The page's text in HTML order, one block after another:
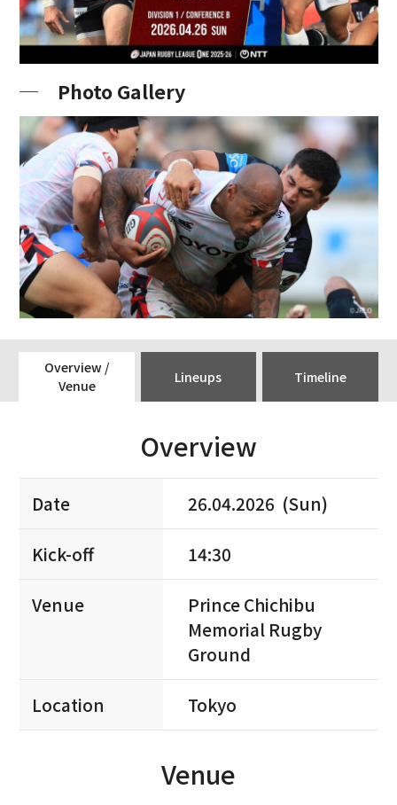
Photo Gallery
Overview /
Venue
Lineups Timeline
Overview
Date 26.04.2026 (Sun)
Kick-off 14:30
Venue
Prince Chichibu
Memorial Rugby
Ground
Location Tokyo
Venue